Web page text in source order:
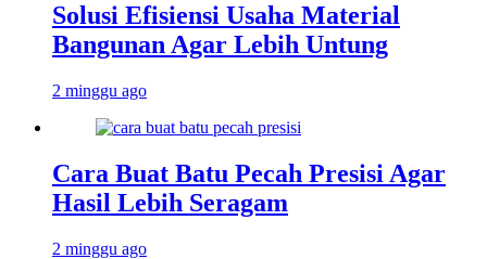
Solusi Efisiensi Usaha Material
Bangunan Agar Lebih Untung
2 minggu ago
Cara Buat Batu Pecah Presisi Agar
Hasil Lebih Seragam
2 minggu ago